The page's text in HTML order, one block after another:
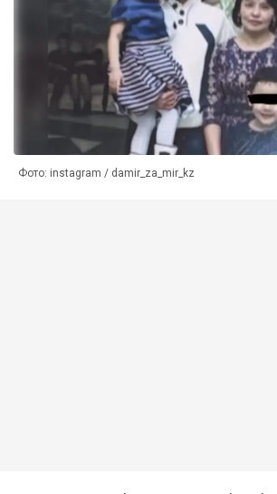
Фото: instagram / damir_za_mir_kz